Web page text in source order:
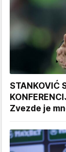
STANKOVIĆ
Zvezde je